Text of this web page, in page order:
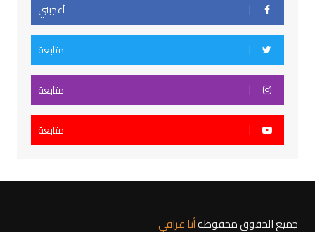
أعجبني
متابعة
متابعة
متابعة
جميع الحقوق محفوظةأنا عراقي